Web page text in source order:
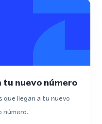
tu nuevo número
que llegan a tu nuevo
número.